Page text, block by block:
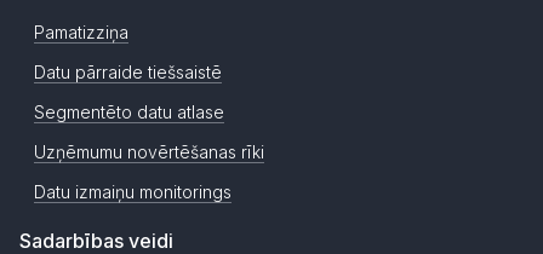
Pamatizziņa
Datu pārraide tiešsaistē
Segmentēto datu atlase
Uzņēmumu novērtēšanas rīki
Datu izmaiņu monitorings
Sadarbības veidi